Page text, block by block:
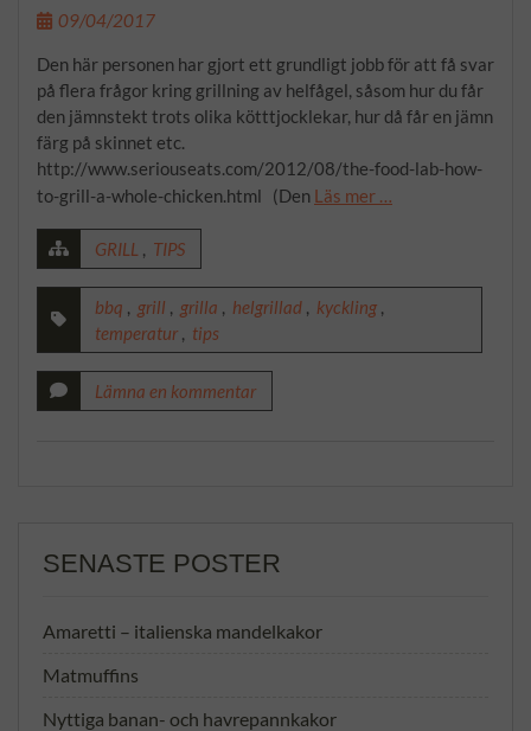
09/04/2017
Den här personen har gjort ett grundligt jobb för att få svar
på flera frågor kring grillning av helfågel, såsom hur du får
den jämnstekt trots olika kötttjocklekar, hur då får en jämn
färg på skinnet etc.
http://www.seriouseats.com/2012/08/the-food-lab-how-
to-grill-a-whole-chicken.html (Den Läs mer …
GRILL TIPS
bbq grill grilla helgrillad kyckling
temperatur
tips
Lämna en kommentar
SENASTE POSTER
Amaretti – italienska mandelkakor
Matmuffins
Nyttiga banan- och havrepannkakor